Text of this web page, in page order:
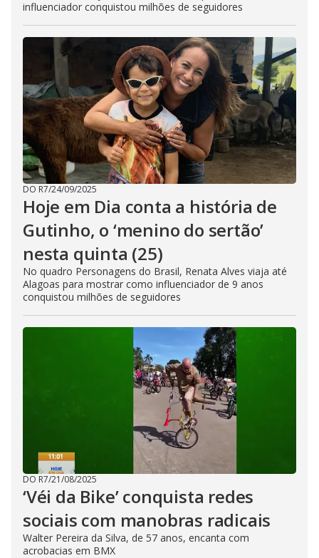
influenciador conquistou milhões de seguidores
DO R7/24/09/2025
Hoje em Dia conta a história de
Gutinho, o ‘menino do sertão’
nesta quinta (25)
No quadro Personagens do Brasil, Renata Alves viaja até
Alagoas para mostrar como influenciador de 9 anos
conquistou milhões de seguidores
DO R7/21/08/2025
‘Véi da Bike’ conquista redes
sociais com manobras radicais
Walter Pereira da Silva, de 57 anos, encanta com
acrobacias em BMX